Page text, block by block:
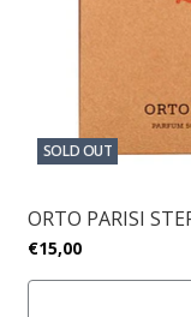
SOLD OUT
ORTO PARISI
€15,00